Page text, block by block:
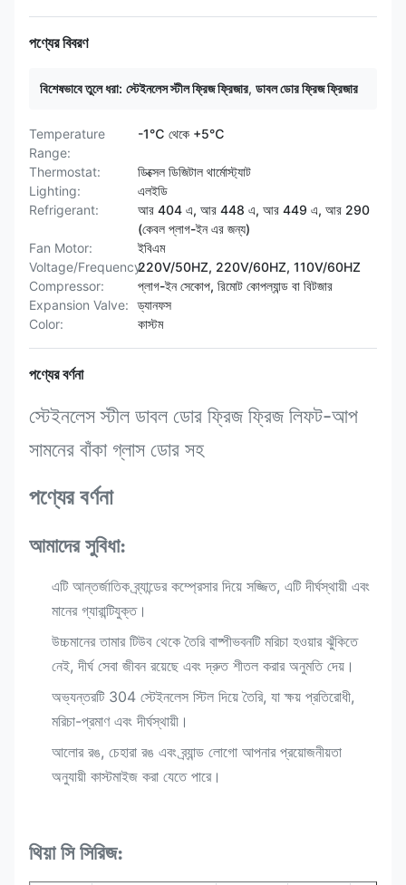
পণ্যের বিবরণ
বিশেষভাবে তুলে ধরা: স্টেইনলেস স্টীল ফ্রিজ ফ্রিজার, ডাবল ডোর ফ্রিজ ফ্রিজার
Temperature
Range:
-1℃ থেকে +5℃
Thermostat:
ডিক্সেল ডিজিটাল থার্মোস্ট্যাট
Lighting:
এলইডি
Refrigerant:
আর 404 এ, আর 448 এ, আর 449 এ, আর 290
(কেবল প্লাগ-ইন এর জন্য)
Fan Motor:
ইবিএম
Voltage/Frequency:220V/50HZ, 220V/60HZ, 110V/60HZ
Compressor:
প্লাগ-ইন সেকোপ, রিমোট কোপল্যান্ড বা বিটজার
Expansion Valve:
ড্যানফস
Color:
কাস্টম
পণ্যের বর্ণনা
স্টেইনলেস স্টীল ডাবল ডোর ফ্রিজ ফ্রিজ লিফট-আপ
সামনের বাঁকা গ্লাস ডোর সহ
পণ্যের বর্ণনা
আমাদের সুবিধা:
এটি আন্তর্জাতিক ব্র্যান্ডের কম্প্রেসার দিয়ে সজ্জিত, এটি দীর্ঘস্থায়ী এবং
মানের গ্যারান্টিযুক্ত।
উচ্চমানের তামার টিউব থেকে তৈরি বাষ্পীভবনটি মরিচা হওয়ার ঝুঁকিতে
নেই, দীর্ঘ সেবা জীবন রয়েছে এবং দ্রুত শীতল করার অনুমতি দেয়।
অভ্যন্তরটি 304 স্টেইনলেস স্টিল দিয়ে তৈরি, যা ক্ষয় প্রতিরোধী,
মরিচা-প্রমাণ এবং দীর্ঘস্থায়ী।
আলোর রঙ, চেহারা রঙ এবং ব্র্যান্ড লোগো আপনার প্রয়োজনীয়তা
অনুযায়ী কাস্টমাইজ করা যেতে পারে।
থিয়া সি সিরিজ: